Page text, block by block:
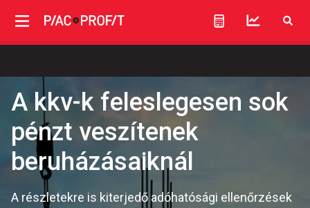
A kkv-k feleslegesen sok
pénzt veszítenek
beruházásaiknál
A részletekre is kiterjedő adóhatósági ellenőrzések